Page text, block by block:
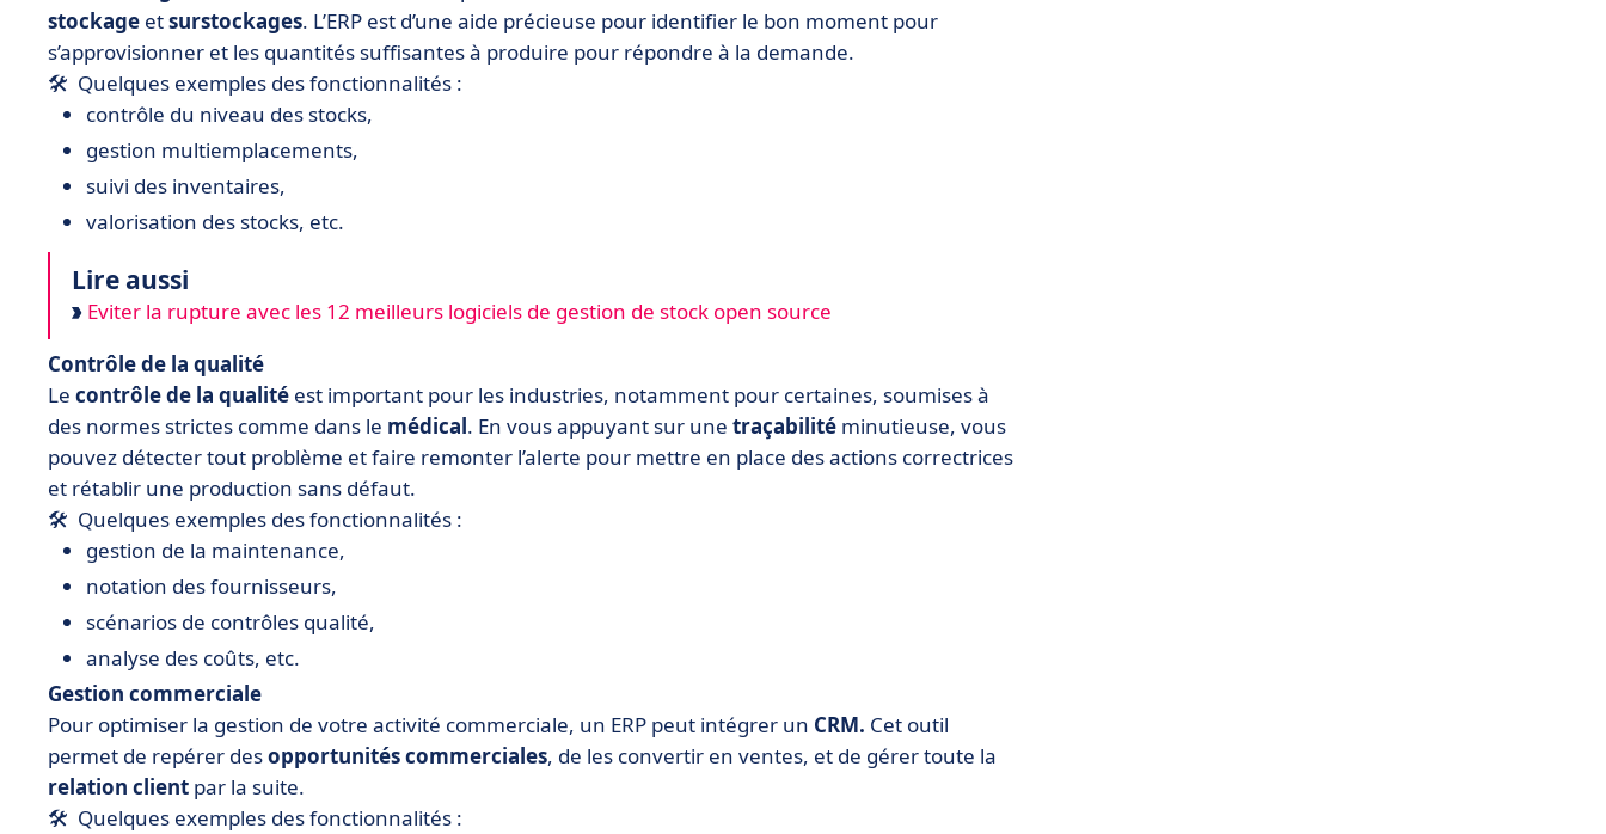
stockage etsurstockages. L’ERP est d’une aide précieuse pour identifier le bon moment pour
s’approvisionner et les quantités suffisantes à produire pour répondre à la demande.
🛠 Quelques exemples des fonctionnalités :
contrôle du niveau des stocks,
gestion multiemplacements,
suivi des inventaires,
valorisation des stocks, etc.
Lire aussi
Eviter la rupture avec les 12 meilleurs logiciels de gestion de stock open source
Contrôle de la qualité
Le contrôle de la qualité est important pour les industries, notamment pour certaines, soumises à
des normes strictes comme dans le médical. En vous appuyant sur une traçabilité minutieuse, vous
pouvez détecter tout problème et faire remonter l’alerte pour mettre en place des actions correctrices
et rétablir une production sans défaut.
🛠 Quelques exemples des fonctionnalités :
gestion de la maintenance,
notation des fournisseurs,
scénarios de contrôles qualité,
analyse des coûts, etc.
Gestion commerciale
Pour optimiser la gestion de votre activité commerciale, un ERP peut intégrer un CRM. Cet outil
permet de repérer desopportunités commerciales, de les convertir en ventes, et de gérer toute la
relation client par la suite.
🛠 Quelques exemples des fonctionnalités :